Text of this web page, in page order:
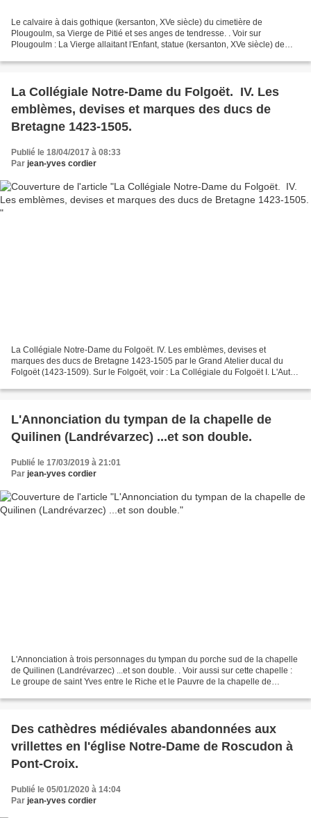
Le calvaire à dais gothique (kersanton, XVe siècle) du cimetière de
Plougoulm, sa Vierge de Pitié et ses anges de tendresse. . Voir sur
Plougoulm : La Vierge allaitant l'Enfant, statue (kersanton, XVe siècle) de
La Collégiale Notre-Dame du Folgoët. IV. Les
emblèmes, devises et marques des ducs de
Bretagne 1423-1505.
Publié le 18/04/2017 à 08:33
Par jean-yves cordier
La Collégiale Notre-Dame du Folgoët. IV. Les emblèmes, devises et
marques des ducs de Bretagne 1423-1505 par le Grand Atelier ducal du
Folgoët (1423-1509). Sur le Folgoët, voir : La Collégiale du Folgoët I. L'Autel
L'Annonciation du tympan de la chapelle de
Quilinen (Landrévarzec) ...et son double.
Publié le 17/03/2019 à 21:01
Par jean-yves cordier
L'Annonciation à trois personnages du tympan du porche sud de la chapelle
de Quilinen (Landrévarzec) ...et son double. . Voir aussi sur cette chapelle :
Le groupe de saint Yves entre le Riche et le Pauvre de la chapelle de
Des cathèdres médiévales abandonnées aux
vrillettes en l'église Notre-Dame de Roscudon à
Pont-Croix.
Publié le 05/01/2020 à 14:04
Par jean-yves cordier